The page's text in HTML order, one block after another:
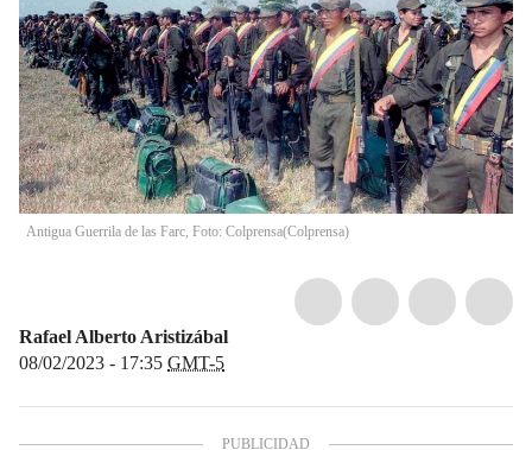
Antigua Guerrila de las Farc, Foto: Colprensa(Colprensa)
Rafael Alberto Aristizábal
08/02/2023 - 17:35 GMT-5